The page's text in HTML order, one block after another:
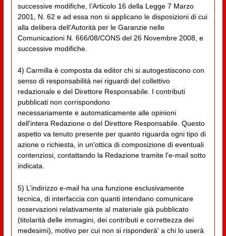
successive modifiche, l’Articolo 16 della Legge 7 Marzo
2001, N. 62 e ad essa non si applicano le disposizioni di cui
alla delibera dell'Autorità per le Garanzie nelle
Comunicazioni N. 666/08/CONS del 26 Novembre 2008, e
successive modifiche.
4) Carmilla è composta da editor chi si autogestiscono con
senso di responsabilità nei riguardi del collettivo
redazionale e del Direttore Responsabile. I contributi
pubblicati non corrispondono
necessariamente e automaticamente alle opinioni
dell'intera Redazione o del Direttore Responsabile. Questo
aspetto va tenuto presente per quanto riguarda ogni tipo di
azione o richiesta, in un'ottica di composizione di eventuali
contenziosi, contattando la Redazione tramite l'e-mail sotto
indicata.
5) L’indirizzo e-mail ha una funzione esclusivamente
tecnica, di interfaccia con quanti intendano comunicare
osservazioni relativamente al materiale già pubblicato
(titolarità delle immagini, dei contributi e correttezza dei
medesimi), motivo per cui non si risponderà' a chi lo userà